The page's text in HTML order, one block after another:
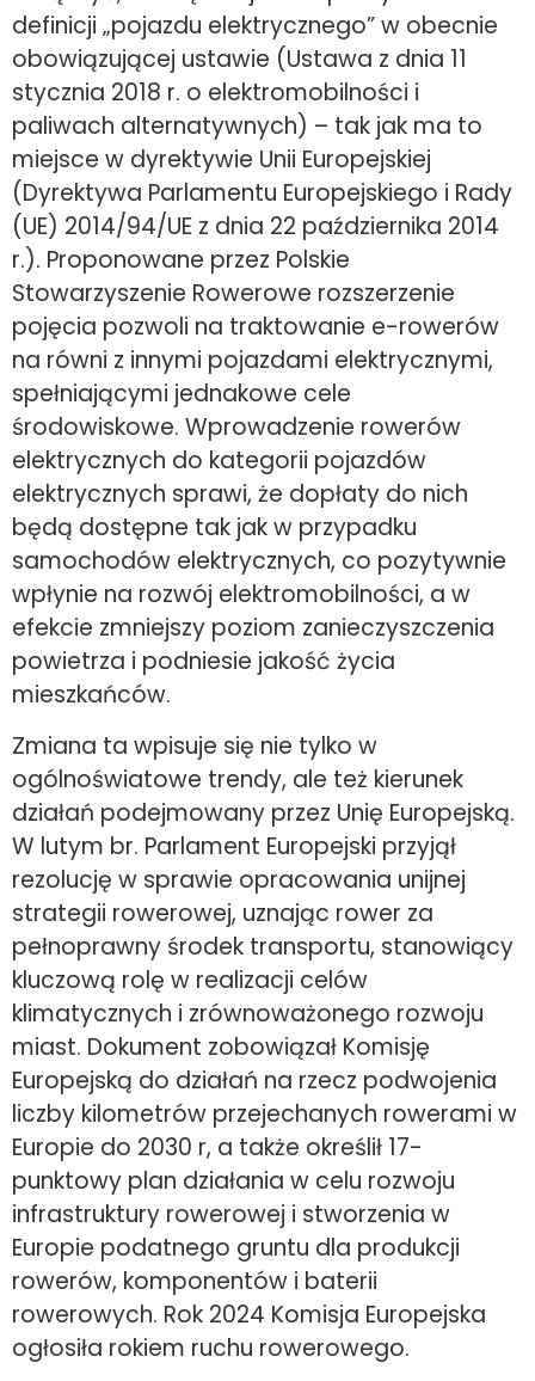
definicji „pojazdu elektrycznego” w obecnie
obowiązującej ustawie (Ustawa z dnia 11
stycznia 2018 r. o elektromobilności i
paliwach alternatywnych) – tak jak ma to
miejsce w dyrektywie Unii Europejskiej
(Dyrektywa Parlamentu Europejskiego i Rady
(UE) 2014/94/UE z dnia 22 października 2014
r.). Proponowane przez Polskie
Stowarzyszenie Rowerowe rozszerzenie
pojęcia pozwoli na traktowanie e-rowerów
na równi z innymi pojazdami elektrycznymi,
spełniającymi jednakowe cele
środowiskowe. Wprowadzenie rowerów
elektrycznych do kategorii pojazdów
elektrycznych sprawi, że dopłaty do nich
będą dostępne tak jak w przypadku
samochodów elektrycznych, co pozytywnie
wpłynie na rozwój elektromobilności, a w
efekcie zmniejszy poziom zanieczyszczenia
powietrza i podniesie jakość życia
mieszkańców.
Zmiana ta wpisuje się nie tylko w
ogólnoświatowe trendy, ale też kierunek
działań podejmowany przez Unię Europejską.
W lutym br. Parlament Europejski przyjął
rezolucję w sprawie opracowania unijnej
strategii rowerowej, uznając rower za
pełnoprawny środek transportu, stanowiący
kluczową rolę w realizacji celów
klimatycznych i zrównoważonego rozwoju
miast. Dokument zobowiązał Komisję
Europejską do działań na rzecz podwojenia
liczby kilometrów przejechanych rowerami w
Europie do 2030 r, a także określił 17-
punktowy plan działania w celu rozwoju
infrastruktury rowerowej i stworzenia w
Europie podatnego gruntu dla produkcji
rowerów, komponentów i baterii
rowerowych. Rok 2024 Komisja Europejska
ogłosiła rokiem ruchu rowerowego.